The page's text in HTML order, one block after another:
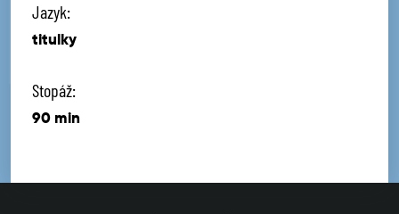
Jazyk:
titulky
Stopáž:
90 min